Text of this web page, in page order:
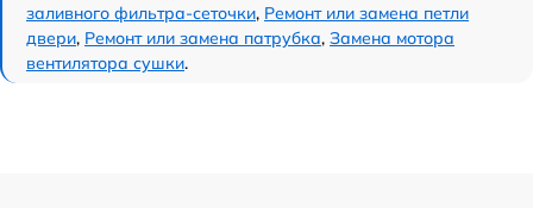
заливного фильтра-сеточки, Ремонт или замена петли
двери, Ремонт или замена патрубка, Замена мотора
вентилятора сушки.